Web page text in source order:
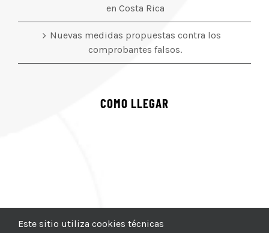
en Costa Rica
Nuevas medidas propuestas contra los
comprobantes falsos.
COMO LLEGAR
Este sitio utiliza cookies técnicas